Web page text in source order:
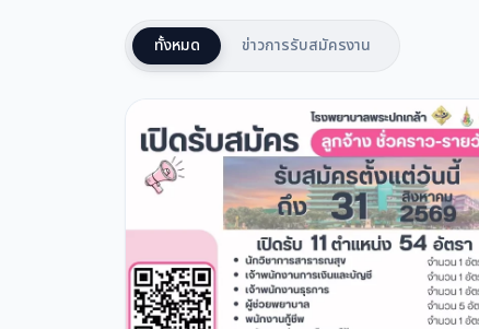
ทั้งหมด ข่าวการรับสมัครงาน